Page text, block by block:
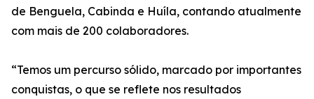
de Benguela, Cabinda e Huíla, contando atualmente
com mais de 200 colaboradores.
“Temos um percurso sólido, marcado por importantes
conquistas, o que se reflete nos resultados